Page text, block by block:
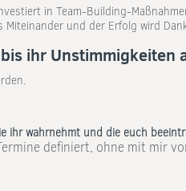
in Team-Building-
und der Erfolg wird
ihr Unstimmigkeiten
ihr wahrnehmt und die euch
definiert, ohne mit mir